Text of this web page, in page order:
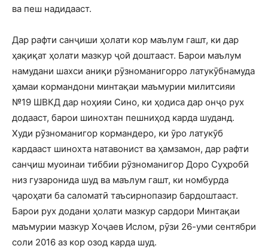
ва пеш надидааст.
Дар рафти санҷиши ҳолати кор маълум гашт, ки дар
ҳақиқат ҳолати мазкур ҷой доштааст. Барои маълум
намудани шахси аниқи рӯзноманигорро латукӯбнамуда
ҳамаи кормандони минтақаи маъмурии милитсияи
№19 ШВКД дар ноҳияи Сино, ки ҳодиса дар онҷо рух
додааст, барои шинохтан пешниҳод карда шуданд.
Худи рӯзноманигор кормандеро, ки ӯро латукӯб
кардааст шинохта натавонист ва ҳамзамон, дар рафти
санҷиш муоинаи тиббии рӯзноманигор Доро Суҳробӣ
низ гузаронида шуд ва маълум гашт, ки номбурда
ҷароҳати ба саломатӣ таъсирнопазир бардоштааст.
Барои рух додани ҳолати мазкур сардори Минтақаи
маъмурии мазкур Хоҷаев Ислом, рӯзи 26-уми сентябри
соли 2016 аз кор озод карда шуд.